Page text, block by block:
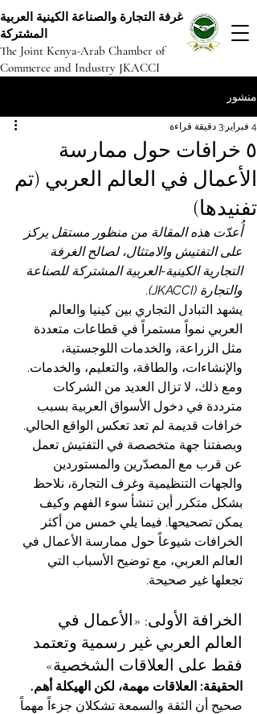
غرفة التجارة والصناعة الكينية العربية
المشتركة
The Joint Kenya-Arab Chamber of
Commerce and Industry JKACCI
منشور
٥ خرافات حول ممارسة
الأعمال في العالم العربي (تم
تفنيدها)
4 فبراير 3 دقيقة قراءة
أُعدّت هذه المقالة من منظور مستقل يركز
على التفتيش والامتثال، لصالح الغرفة
التجارية الكينية-العربية المشتركة للصناعة
والتجارة (JKACCI).
يشهد التبادل التجاري بين كينيا والعالم
العربي نمواً مستمراً في قطاعات متعددة
مثل الزراعة، والخدمات اللوجستية،
والإنشاءات، والطاقة، والتعليم، والخدمات.
ومع ذلك، لا تزال العديد من الشركات
مترددة في دخول الأسواق العربية بسبب
خرافات قديمة لم تعد تعكس الواقع الحالي.
وبصفتنا جهة متخصصة في التفتيش تعمل
عن قرب مع المصدّرين والمستوردين
والجهات التنظيمية وغرف التجارة، نلاحظ
بشكل متكرر أين تنشأ سوء الفهم وكيف
يمكن تصحيحها. فيما يلي خمس من أكثر
الخرافات شيوعاً حول ممارسة الأعمال في
العالم العربي، مع توضيح الأسباب التي
تجعلها غير صحيحة.
الخرافة الأولى: «الأعمال في
العالم العربي غير رسمية وتعتمد
فقط على العلاقات الشخصية»
الحقيقة: العلاقات مهمة، لكن الهيكلة أهم.
صحيح أن الثقة والسمعة تشكلان جزءاً مهماً